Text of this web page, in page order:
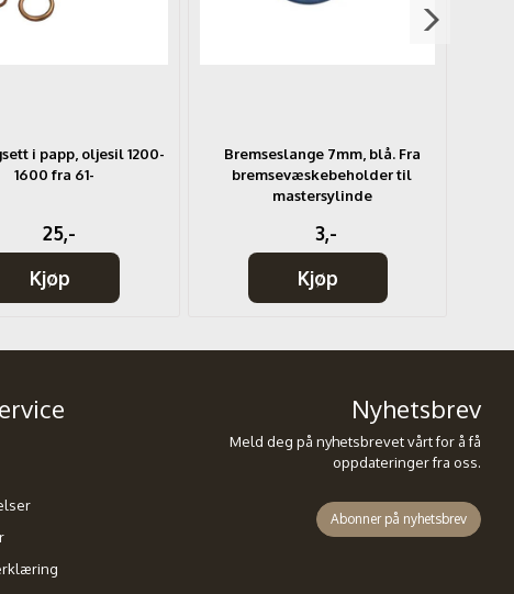
i papp, oljesil 1200-
1600 fra 61-
25,-
Kjøp
Bremseslange 7mm, blå. Fra
bremsevæskebeholder til
mastersylinde
3,-
Kjøp
Nyhetsbrev
Meld deg på nyhetsbrevet vårt for å få
oppdateringer fra oss.
Abonner på nyhetsbrev